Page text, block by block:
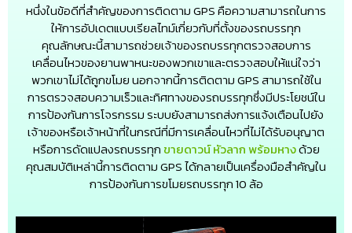
หนึ่งในข้อดีที่สำคัญของการติดตาม GPS คือความสามารถในการ
ให้การอัปเดตแบบเรียลไทม์เกี่ยวกับที่ตั้งของรถบรรทุก
คุณลักษณะนี้สามารถช่วยเจ้าของรถบรรทุกตรวจสอบการ
เคลื่อนไหวของยานพาหนะของพวกเขาและตรวจสอบให้แน่ใจว่า
พวกเขาไม่ได้ถูกขโมย นอกจากนี้การติดตาม GPS สามารถใช้ใน
การตรวจสอบความเร็วและทิศทางของรถบรรทุกซึ่งมีประโยชน์ใน
การป้องกันการโจรกรรม ระบบยังสามารถส่งการแจ้งเตือนไปยัง
เจ้าของหรือเจ้าหน้าที่ในกรณีที่มีการเคลื่อนไหวที่ไม่ได้รับอนุญาต
หรือการดัดแปลงรถบรรทุกขายดาวน์ หัวลาก พร้อมหางด้วย
คุณสมบัติเหล่านี้การติดตาม GPS ได้กลายเป็นเครื่องมือสำคัญใน
การป้องกันการขโมยรถบรรทุก 10 ล้อ